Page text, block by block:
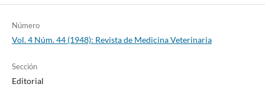
Número
Vol. 4 Núm. 44 (1948): Revista de Medicina Veterinaria
Sección
Editorial